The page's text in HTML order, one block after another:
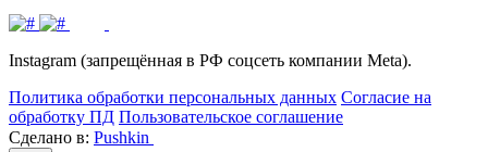
Instagram (запрещённая в РФ соцсеть компании Meta).
Политика обработки персональных данных Согласие на
обработку ПД Пользовательское соглашение
Сделано в: Pushkin